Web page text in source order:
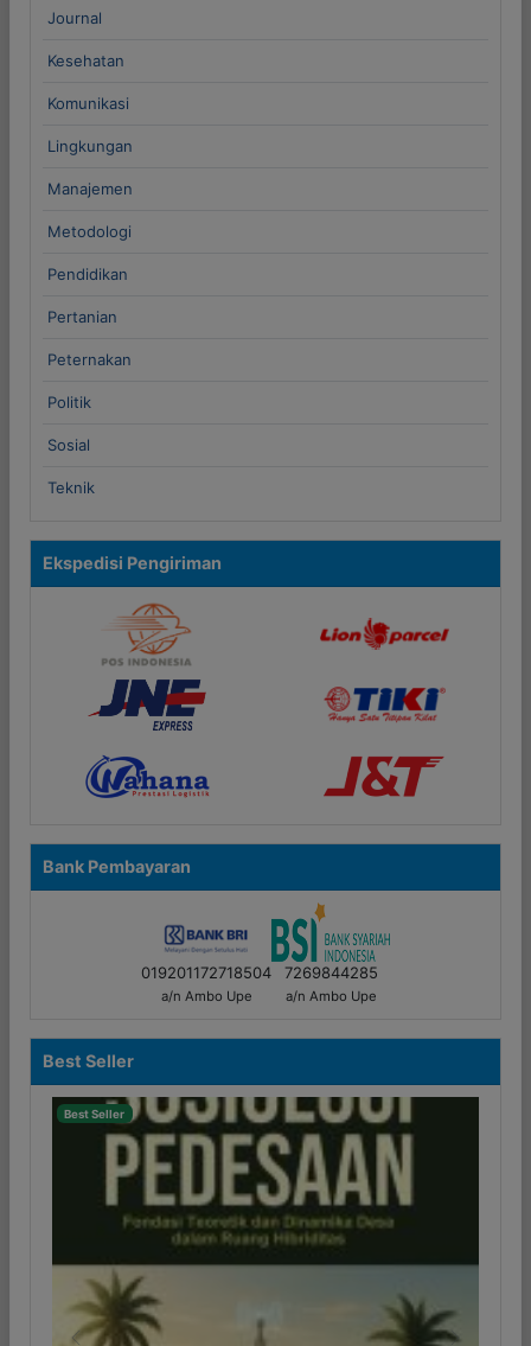
Journal
Kesehatan
Komunikasi
Lingkungan
Manajemen
Metodologi
Pendidikan
Pertanian
Peternakan
Politik
Sosial
Teknik
Ekspedisi Pengiriman
Bank Pembayaran
019201172718504
a/n Ambo Upe
7269844285
a/n Ambo Upe
Best Seller
Best Seller
Previous Next